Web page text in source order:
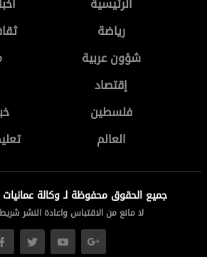
رياضة
شؤون عربية
إقتصاد
فلسطين
العالم
جميع الحقوق محفوظة لـ وكالة عمانيات
لا مانع من الاقتباس واعادة النشر